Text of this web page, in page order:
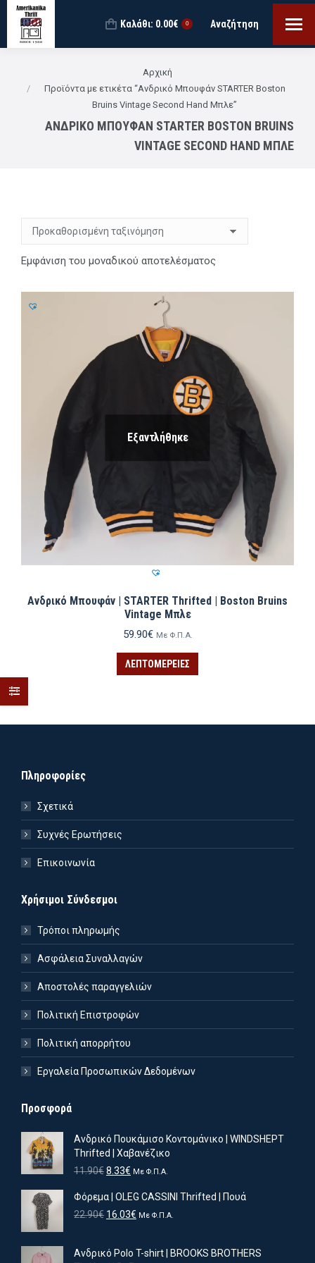
Καλάθι: 0.00€ 0 Search:
Αναζήτηση
Αρχική
Προϊόντα με ετικέτα “Ανδρικό Μπουφάν STARTER Boston
Bruins Vintage Second Hand Μπλε”
ΑΝΔΡΙΚΌ ΜΠΟΥΦΆΝ STARTER BOSTON BRUINS
VINTAGE SECOND HAND ΜΠΛΕ
Εμφάνιση του μοναδικού αποτελέσματος
Εξαντλήθηκε
Ανδρικό Μπουφάν | STARTER Thrifted | Boston Bruins
Vintage Μπλε
59.90€ Με Φ.Π.Α.
ΛΕΠΤΟΜΈΡΕΙΕΣ
Πληροφορίες
Σχετικά
Συχνές Ερωτήσεις
Επικοινωνία
Χρήσιμοι Σύνδεσμοι
Τρόποι πληρωμής
Ασφάλεια Συναλλαγών
Αποστολές παραγγελιών
Πολιτική Επιστροφών
Πολιτική απορρήτου
Εργαλεία Προσωπικών Δεδομένων
Προσφορά
Ανδρικό Πουκάμισο Κοντομάνικο | WINDSHEPT
Thrifted | Χαβανέζικο
11.90€Original
was:
11.90€.
8.33€ Η
τιμή
είναι:
Με Φ.Π.Α.
Φόρεμα | OLEG CASSINI Thrifted | Πουά
22.90€ Original
22.90€.
16.03€ Η
είναι:
Με Φ.Π.Α.
Ανδρικό Polo T-shirt | BROOKS BROTHERS